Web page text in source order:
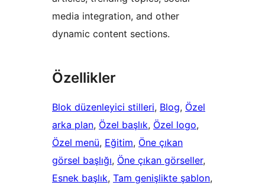
media integration, and other
dynamic content sections.
Özellikler
Blok düzenleyici stilleri, Blog, Özel
arka plan, Özel başlık, Özel logo
Özel menü, Eğitim, Öne çıkan
görsel başlığı, Öne çıkan görseller
Esnek başlık, Tam genişlikte şablon